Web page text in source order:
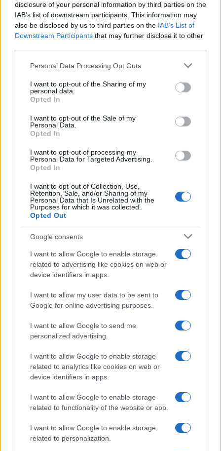
disclosure of your personal information by third parties on the
IAB’s list of downstream participants. This information may
also be disclosed by us to third parties on the IAB’s List of
Downstream Participants that may further disclose it to other
Please note that this website/app uses one or more Google
not limited to your visit or usage behaviour. You may click to
grant or deny consent to Google and its third-party tags to
use your data for below specified purposes in below Google
consent section.
Personal Data Processing Opt Outs
I want to opt-out of the Sharing of my
personal data.
Opted In
I want to opt-out of the Sale of my
Personal Data.
Opted In
I want to opt-out of processing my
Personal Data for Targeted Advertising.
Opted In
I want to opt-out of Collection, Use,
Retention, Sale, and/or Sharing of my
Personal Data that Is Unrelated with the
Purposes for which it was collected.
Opted Out
Google consents
I want to allow Google to enable storage
related to advertising like cookies on web or
device identifiers in apps.
I want to allow my user data to be sent to
Google for online advertising purposes.
I want to allow Google to send me
personalized advertising.
I want to allow Google to enable storage
related to analytics like cookies on web or
device identifiers in apps.
I want to allow Google to enable storage
related to functionality of the website or app.
I want to allow Google to enable storage
related to personalization.
Notizie in tempo reale?
Entra nel canale telegram di
GalluraOggi.it
Ricevi le nostre ultime news
daGoogle News
Condividi l'articolo
F
a
ce
b
o
o
k
w
it
te
r
n
te
re
st
h
at
s
p
p
h
a
re
Articolo precedente
Prossimo articolo
NOTIZIE RECENTI
Incendio nella notte a Olbia, a fuoco due furgoni
A fuoco un deposito con bombole, intervento dei
Ristorante distrutto dalle fiamme a La
Le previsioni meteo per il weekend a Olbia e in
Gallura